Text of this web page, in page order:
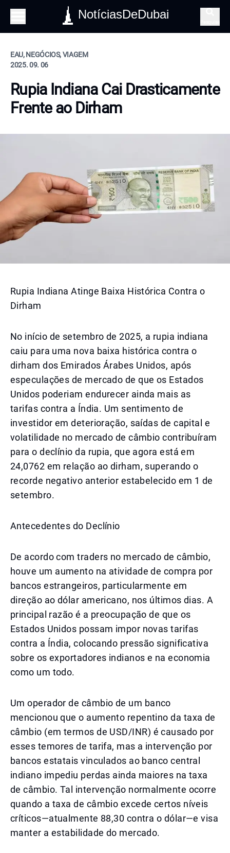
NotíciasDeDubai
EAU, NEGÓCIOS, VIAGEM
2025. 09. 06
Rupia Indiana Cai Drasticamente
Frente ao Dirham
Rupia Indiana Atinge Baixa Histórica Contra o
Dirham
No início de setembro de 2025, a rupia indiana
caiu para uma nova baixa histórica contra o
dirham dos Emirados Árabes Unidos, após
especulações de mercado de que os Estados
Unidos poderiam endurecer ainda mais as
tarifas contra a Índia. Um sentimento de
investidor em deterioração, saídas de capital e
volatilidade no mercado de câmbio contribuíram
para o declínio da rupia, que agora está em
24,0762 em relação ao dirham, superando o
recorde negativo anterior estabelecido em 1 de
setembro.
Antecedentes do Declínio
De acordo com traders no mercado de câmbio,
houve um aumento na atividade de compra por
bancos estrangeiros, particularmente em
direção ao dólar americano, nos últimos dias. A
principal razão é a preocupação de que os
Estados Unidos possam impor novas tarifas
contra a Índia, colocando pressão significativa
sobre os exportadores indianos e na economia
como um todo.
Um operador de câmbio de um banco
mencionou que o aumento repentino da taxa de
câmbio (em termos de USD/INR) é causado por
esses temores de tarifa, mas a intervenção por
bancos estatais vinculados ao banco central
indiano impediu perdas ainda maiores na taxa
de câmbio. Tal intervenção normalmente ocorre
quando a taxa de câmbio excede certos níveis
críticos—atualmente 88,30 contra o dólar—e visa
manter a estabilidade do mercado.